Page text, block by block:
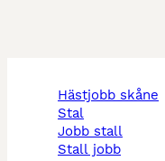
hästjobb skåne
stal
jobb stall
stall jobb